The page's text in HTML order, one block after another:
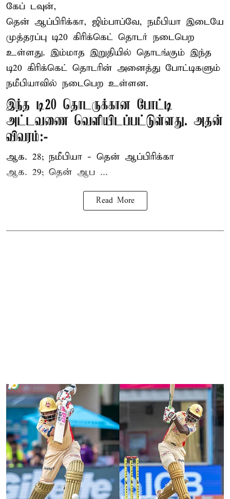
கேப் டவுன்,
தென் ஆப்பிரிக்கா, ஜிம்பாப்வே, நமீபியா இடையே
முத்தரப்பு டி20 கிரிக்கெட் தொடர் நடைபெற
உள்ளது. இம்மாத இறுதியில் தொடங்கும் இந்த
டி20 கிரிக்கெட் தொடரின் அனைத்து போட்டிகளும்
நமீபியாவில் நடைபெற உள்ளன.
இந்த டி20 தொடருக்கான போட்டி
அட்டவணை வெளியிடப்பட்டுள்ளது. அதன்
விவரம்:-
ஆக. 28; நமீபியா - தென் ஆப்பிரிக்கா
ஆக. 29; தென் ஆப ...
Read More